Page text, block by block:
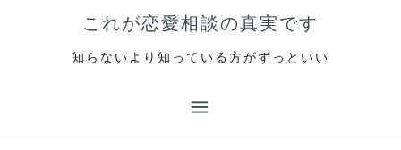
これが恋愛相談の真実です
知らないより知っている方がずっといい